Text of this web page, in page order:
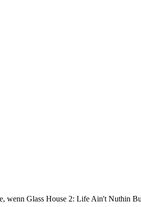
wenn Glass House 2: Life Ain't Nuthin